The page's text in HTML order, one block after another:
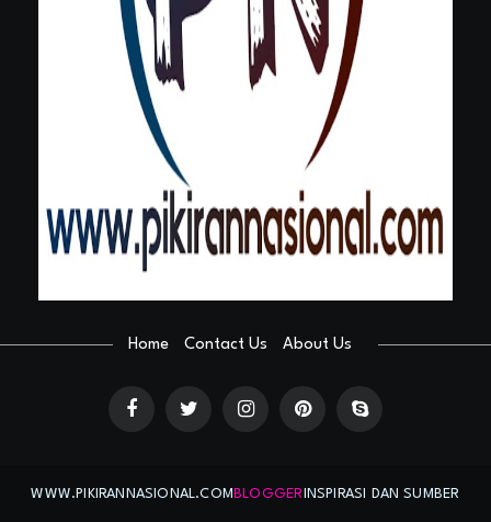
Home Contact Us About Us
WWW.PIKIRANNASIONAL.COM BLOGGER INSPIRASI DAN SUMBER